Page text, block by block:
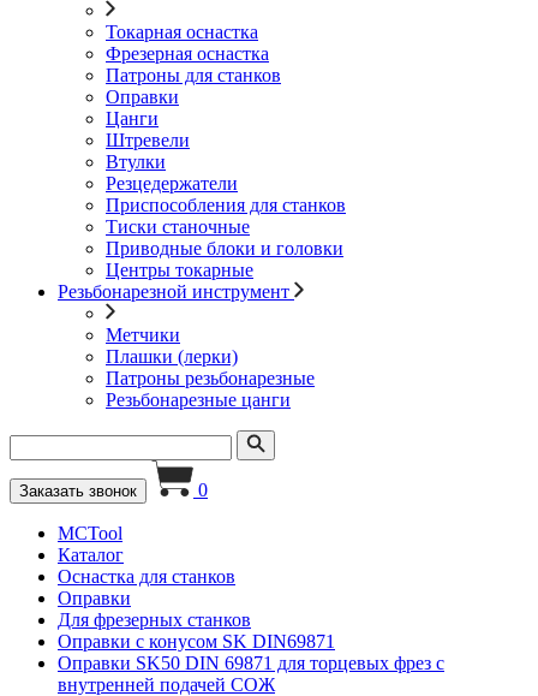
Токарная оснастка
Фрезерная оснастка
Патроны для станков
Оправки
Цанги
Штревели
Втулки
Резцедержатели
Приспособления для станков
Тиски станочные
Приводные блоки и головки
Центры токарные
Резьбонарезной инструмент
Метчики
Плашки (лерки)
Патроны резьбонарезные
Резьбонарезные цанги
Заказать звонок 0
MCTool
Каталог
Оснастка для станков
Оправки
Для фрезерных станков
Оправки с конусом SK DIN69871
Оправки SK50 DIN 69871 для торцевых фрез с
внутренней подачей СОЖ